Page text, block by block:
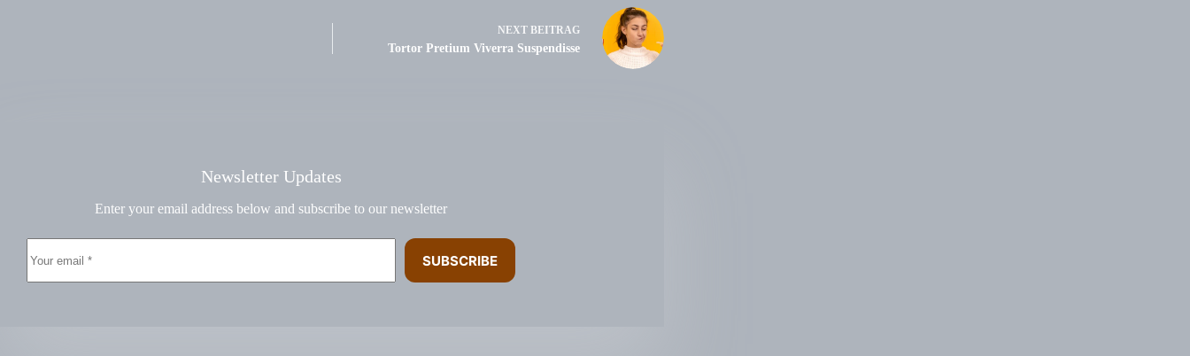
NEXT BEITRAG
Tortor Pretium Viverra Suspendisse
Newsletter Updates
Enter your email address below and subscribe to our newsletter
SUBSCRIBE